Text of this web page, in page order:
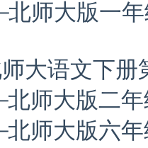
师大版一年
大语文下册
师大版二年
师大版六年